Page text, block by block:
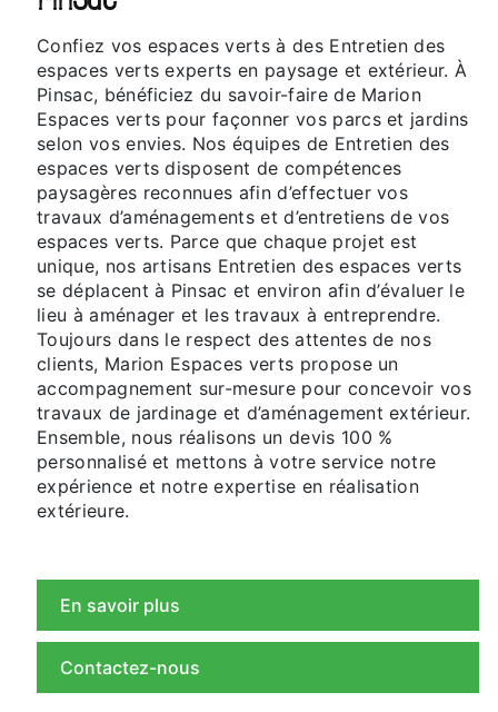
Confiez vos espaces verts à des Entretien des
espaces verts experts en paysage et extérieur. À
Pinsac, bénéficiez du savoir-faire de Marion
Espaces verts pour façonner vos parcs et jardins
selon vos envies. Nos équipes de Entretien des
espaces verts disposent de compétences
paysagères reconnues afin d’effectuer vos
travaux d’aménagements et d’entretiens de vos
espaces verts. Parce que chaque projet est
unique, nos artisans Entretien des espaces verts
se déplacent à Pinsac et environ afin d’évaluer le
lieu à aménager et les travaux à entreprendre.
Toujours dans le respect des attentes de nos
clients, Marion Espaces verts propose un
accompagnement sur-mesure pour concevoir vos
travaux de jardinage et d’aménagement extérieur.
Ensemble, nous réalisons un devis 100 %
personnalisé et mettons à votre service notre
expérience et notre expertise en réalisation
extérieure.
En savoir plus
Contactez-nous